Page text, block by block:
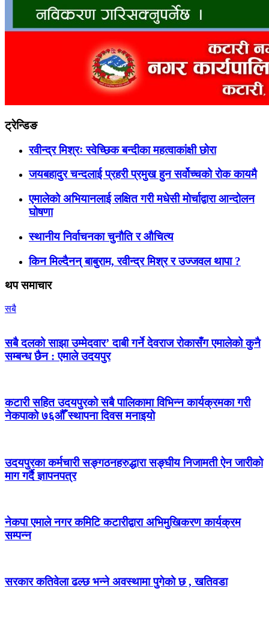
ट्रेन्डिङ
रवीन्द्र मिश्रः स्वेच्छिक बन्दीका महत्वाकांक्षी छोरा
जयबहादुर चन्दलाई प्रहरी प्रमुख हुन सर्वोच्चको रोक कायमै
एमालेको अभियानलाई लक्षित गरी मधेसी मोर्चाद्वारा आन्दोलन
घोषणा
स्थानीय निर्वाचनका चुनौति र औचित्य
किन मिल्दैनन् बाबुराम, रवीन्द्र मिश्र र उज्जवल थापा ?
थप समाचार
सबै
सबै दलको साझा उम्मेदवार’ दाबी गर्ने देवराज रोकासँग एमालेको कुनै
सम्बन्ध छैन : एमाले उदयपुर
कटारी सहित उदयपुरको सबै पालिकामा विभिन्न कार्यक्रमका गरी
नेकपाको ७६औँ स्थापना दिवस मनाइयो
उदयपुरका कर्मचारी सङ्गठनहरुद्धारा सङ्घीय निजामती ऐन जारीको
माग गर्दै ज्ञापनपत्र
नेकपा एमाले नगर कमिटि कटारीद्वारा अभिमुखिकरण कार्यक्रम
सम्पन्न
सरकार कतिवेला ढल्छ भन्ने अवस्थामा पुगेको छ , खतिवडा